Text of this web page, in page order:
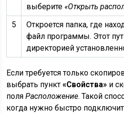
выберите«Открыть
5
Откроется папка, где
файл программы. Этот
директорией
Если требуется только
выбрать пункт«Свойства» и
поляРасположение. Такой
когда нужно быстро